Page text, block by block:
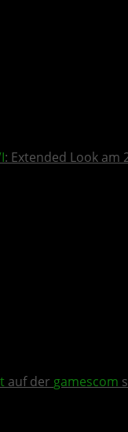
: Extended Look am
auf der gamescom